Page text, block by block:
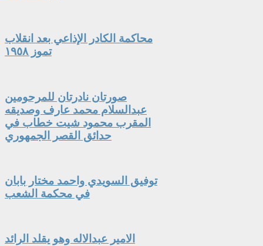
محاكمة الكادر الإذاعي بعد انقلاب
تموز ١٩٥٨
صورتان نادرتان للمرحومين
عبدالسلام محمد عارف وصديقه
المقرب محمود شيت خطاب في
حدائق القصر الجمهوري
توفيق السويدي واحمد مختار بابان
في محكمة الشعب
الامير عبدالاله وهو يقلد الرائد